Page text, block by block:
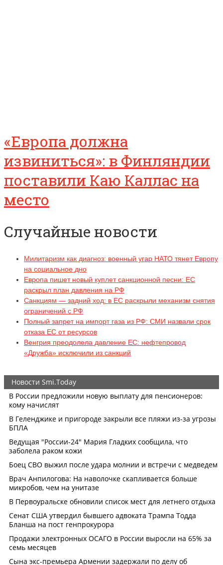
«Европа должна
извиниться»: в Финляндии
поставили Каю Каллас на
место
Случайные новости
Милитаризм как диагноз: военный угар НАТО тянет Европу
на социальное дно
Европа пишет новый куплет санкционной песни: ЕС
раскрыл план давления на РФ
Санкциям — задний ход: в ЕС раскрыли механизм снятия
ограничений с РФ
Полный запрет на импорт газа из РФ: СМИ назвали срок
отказа ЕС от ресурсов
Венгрия преодолела давление ЕС: нефтепровод
«Дружба» исключили из санкций